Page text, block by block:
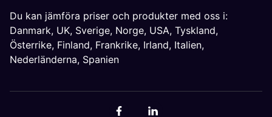
Du kan jämföra priser och produkter med oss i:
Danmark, UK, Sverige, Norge, USA, Tyskland,
Österrike, Finland, Frankrike, Irland, Italien,
Nederländerna, Spanien